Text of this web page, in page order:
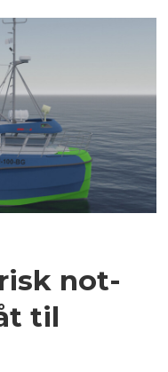
not-
til